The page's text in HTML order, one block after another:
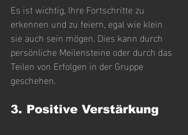
Es ist wichtig, Ihre Fortschritte zu
erkennen und zu feiern, egal wie klein
sie auch sein mögen. Dies kann durch
persönliche Meilensteine oder durch das
Teilen von Erfolgen in der Gruppe
geschehen.
3. Positive Verstärkung